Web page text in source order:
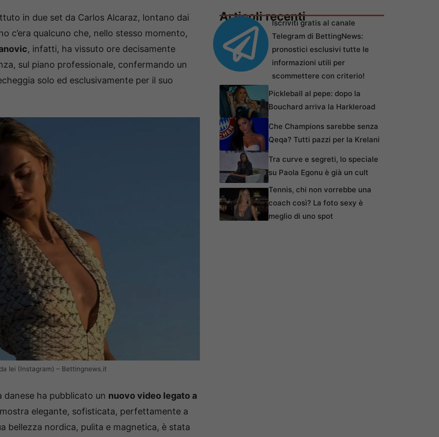
in due set da Carlos Alcaraz, lontano dai
c’era qualcuno che, nello stesso momento,
, infatti, ha vissuto ore decisamente
sul piano professionale, confermando un
solo ed esclusivamente per il suo
lei (Instagram) – Bettingnews.it
ha pubblicato un nuovo video legato a
elegante, sofisticata, perfettamente a
bellezza nordica, pulita e magnetica, è stata
Articoli recentiIscriviti gratis al canale
Telegram di BettingNews:
pronostici esclusivi tutte le
informazioni utili per
scommettere con criterio!
Pickleball al pepe: dopo la
Bouchard arriva la Harkleroad
Che Champions sarebbe senza
Qeqa? Tutti pazzi per la Krelani
Tra curve e segreti, lo speciale
su Paola Egonu è già un cult
Tennis, chi non vorrebbe una
coach così? La foto sexy è
meglio di uno spot